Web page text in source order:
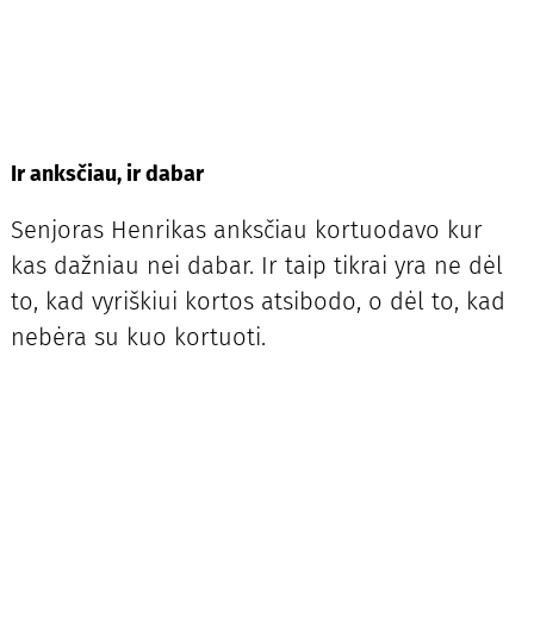
Ir anksčiau, ir dabar
Senjoras Henrikas anksčiau kortuodavo kur
kas dažniau nei dabar. Ir taip tikrai yra ne dėl
to, kad vyriškiui kortos atsibodo, o dėl to, kad
nebėra su kuo kortuoti.